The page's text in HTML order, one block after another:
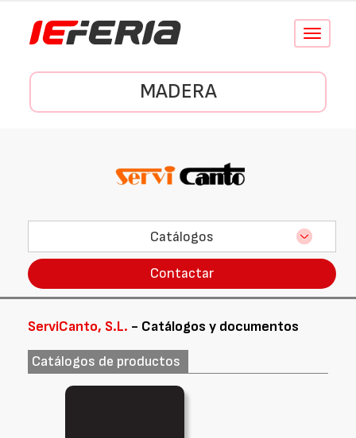
Conmutar
MADERA
Catálogos
Contactar
ServiCanto, S.L. - Catálogos y documentos
Catálogos de productos